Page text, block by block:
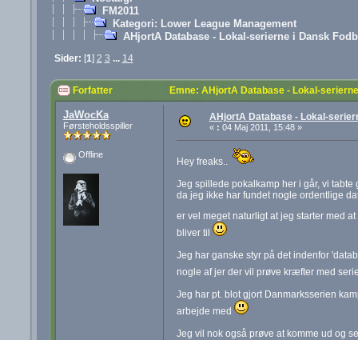
FM2011
Kategori: Lower League Management
AHjortA Database - Lokal-serierne i Dansk
Sider: [1] 2 3 ... 14
Forfatter Emne: AHjortA Database - Lokal-
JaWocKa
Førsteholdsspiller
Offline
AHjortA Database - Lokal-
« : 04 Maj 2011, 15:48 »
Hey freaks..
Jeg spillede pokalkamp her i går, vi
da jeg ikke har fundet nogle ordentlige
er vel meget naturligt at jeg starter med
bliver til
Jeg har ganske styr på det indenfor
nogle af jer der vil prøve kræfter med
Jeg har pt. blot gjort Danmarksserien
arbejde med
Jeg vil nok også prøve at komme ud og